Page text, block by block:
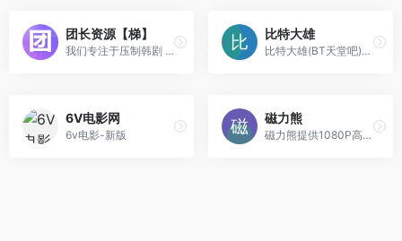
团长资源【梯】
我们专注于压制韩剧 日剧 美剧 海外剧集
比特大雄
比特大雄(BT天堂吧)为您提供最新的720P、1080P高清电影BT种子下载、热门美剧BT种子下载，本站所有电影BT种子无需注册即可免费下载，支持手机访问，欢迎体验。
6V电影网
6v电影-新版
磁力熊
磁力熊提供1080P高清电影磁力迅雷下载,豆瓣Top250及豆瓣高分电影1080P高清磁力下载。